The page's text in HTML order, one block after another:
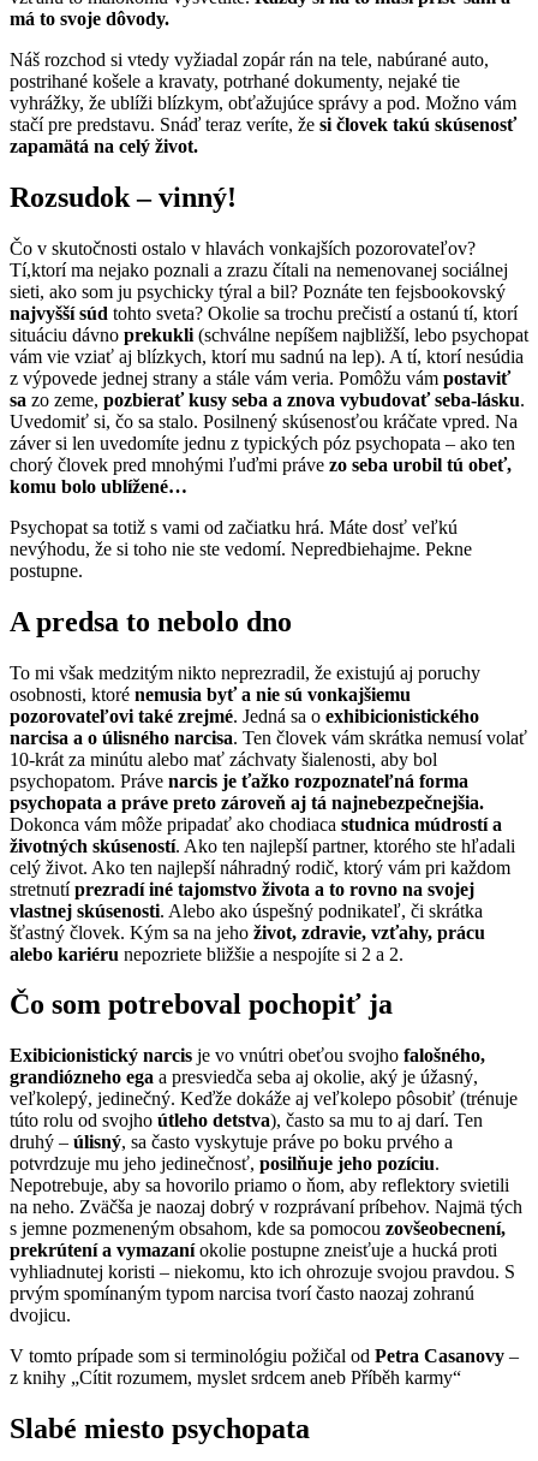
má to svoje dôvody.
Náš rozchod si vtedy vyžiadal zopár rán na tele, nabúrané auto,
postrihané košele a kravaty, potrhané dokumenty, nejaké tie
vyhrážky, že ublíži blízkym, obťažujúce správy a pod. Možno vám
stačí pre predstavu. Snáď teraz veríte, že si človek takú skúsenosť
zapamätá na celý život.
Rozsudok – vinný!
Čo v skutočnosti ostalo v hlavách vonkajších pozorovateľov?
Tí,ktorí ma nejako poznali a zrazu čítali na nemenovanej sociálnej
sieti, ako som ju psychicky týral a bil? Poznáte ten fejsbookovský
najvyšší súd tohto sveta? Okolie sa trochu prečistí a ostanú tí, ktorí
situáciu dávno prekukli (schválne nepíšem najbližší, lebo psychopat
vám vie vziať aj blízkych, ktorí mu sadnú na lep). A tí, ktorí nesúdia
z výpovede jednej strany a stále vám veria. Pomôžu vám postaviť
sa zo zeme, pozbierať kusy seba a znova vybudovať seba-lásku.
Uvedomiť si, čo sa stalo. Posilnený skúsenosťou kráčate vpred. Na
záver si len uvedomíte jednu z typických póz psychopata – ako ten
chorý človek pred mnohými ľuďmi práve zo seba urobil tú obeť,
komu bolo ublížené…
Psychopat sa totiž s vami od začiatku hrá. Máte dosť veľkú
nevýhodu, že si toho nie ste vedomí. Nepredbiehajme. Pekne
postupne.
A predsa to nebolo dno
To mi však medzitým nikto neprezradil, že existujú aj poruchy
osobnosti, ktoré nemusia byť a nie sú vonkajšiemu
pozorovateľovi také zrejmé. Jedná sa o exhibicionistického
narcisa a o úlisného narcisa. Ten človek vám skrátka nemusí volať
10-krát za minútu alebo mať záchvaty šialenosti, aby bol
psychopatom. Práve narcis je ťažko rozpoznateľná forma
psychopata a práve preto zároveň aj tá najnebezpečnejšia.
Dokonca vám môže pripadať ako chodiaca studnica múdrostí a
životných skúseností. Ako ten najlepší partner, ktorého ste hľadali
celý život. Ako ten najlepší náhradný rodič, ktorý vám pri každom
stretnutíprezradí iné tajomstvo života a to rovno na svojej
vlastnej skúsenosti. Alebo ako úspešný podnikateľ, či skrátka
šťastný človek. Kým sa na jeho život, zdravie, vzťahy, prácu
alebo kariéru nepozriete bližšie a nespojíte si 2 a 2.
Čo som potreboval pochopiť ja
Exibicionistický narcis je vo vnútri obeťou svojho falošného,
grandiózneho ega a presviedča seba aj okolie, aký je úžasný,
veľkolepý, jedinečný. Keďže dokáže aj veľkolepo pôsobiť (trénuje
túto rolu od svojho útleho detstva), často sa mu to aj darí. Ten
druhý – úlisný, sa často vyskytuje práve po boku prvého a
potvrdzuje mu jeho jedinečnosť, posilňuje jeho pozíciu.
Nepotrebuje, aby sa hovorilo priamo o ňom, aby reflektory svietili
na neho. Zväčša je naozaj dobrý v rozprávaní príbehov. Najmä tých
s jemne pozmeneným obsahom, kde sa pomocou zovšeobecnení,
prekrútení a vymazaníokolie postupne zneisťuje a hucká proti
vyhliadnutej koristi – niekomu, kto ich ohrozuje svojou pravdou. S
prvým spomínaným typom narcisa tvorí často naozaj zohranú
dvojicu.
V tomto prípade som si terminológiu požičal od Petra Casanovy –
z knihy „Cítit rozumem, myslet srdcem aneb Příběh karmy“
Slabé miesto psychopata